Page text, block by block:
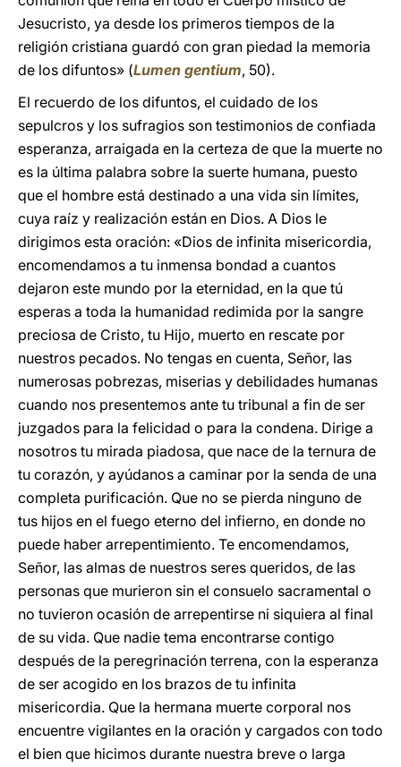
Jesucristo, ya desde los primeros tiempos de la
religión cristiana guardó con gran piedad la memoria
de los difuntos» (Lumen gentium, 50).
El recuerdo de los difuntos, el cuidado de los
sepulcros y los sufragios son testimonios de confiada
esperanza, arraigada en la certeza de que la muerte no
es la última palabra sobre la suerte humana, puesto
que el hombre está destinado a una vida sin límites,
cuya raíz y realización están en Dios. A Dios le
dirigimos esta oración: «Dios de infinita misericordia,
encomendamos a tu inmensa bondad a cuantos
dejaron este mundo por la eternidad, en la que tú
esperas a toda la humanidad redimida por la sangre
preciosa de Cristo, tu Hijo, muerto en rescate por
nuestros pecados. No tengas en cuenta, Señor, las
numerosas pobrezas, miserias y debilidades humanas
cuando nos presentemos ante tu tribunal a fin de ser
juzgados para la felicidad o para la condena. Dirige a
nosotros tu mirada piadosa, que nace de la ternura de
tu corazón, y ayúdanos a caminar por la senda de una
completa purificación. Que no se pierda ninguno de
tus hijos en el fuego eterno del infierno, en donde no
puede haber arrepentimiento. Te encomendamos,
Señor, las almas de nuestros seres queridos, de las
personas que murieron sin el consuelo sacramental o
no tuvieron ocasión de arrepentirse ni siquiera al final
de su vida. Que nadie tema encontrarse contigo
después de la peregrinación terrena, con la esperanza
de ser acogido en los brazos de tu infinita
misericordia. Que la hermana muerte corporal nos
encuentre vigilantes en la oración y cargados con todo
el bien que hicimos durante nuestra breve o larga